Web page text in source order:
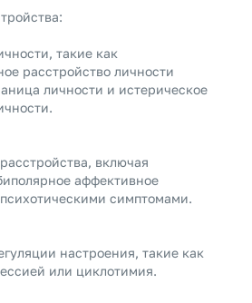
такие как
расстройство личности
личности и истерическое
включая
аффективное
симптомами.
настроения, такие как
или циклотимия.